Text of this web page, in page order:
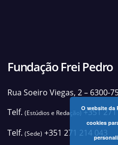
Fundação Frei Pedro
Rua Soeiro Viegas, 2 – 6300-
Telf. (Estúdios e Redação)+351
Telf. (Sede) +351 271 214 043
O website da
cookies